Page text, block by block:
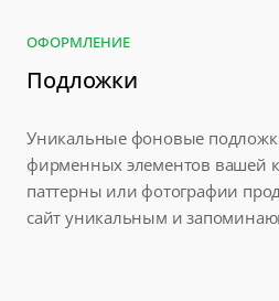
ОФОРМЛЕНИЕ
Подложки
Уникальные фоновые
фирменных элементов вашей
паттерны или фотографии
сайт уникальным и